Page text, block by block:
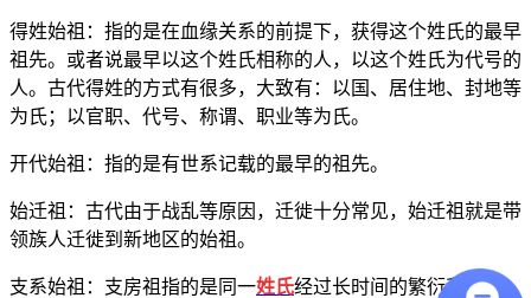
得姓始祖：指的是在血缘关系的前提下，获得这个姓氏的最早
祖先。或者说最早以这个姓氏相称的人，以这个姓氏为代号的
人。古代得姓的方式有很多，大致有：以国、居住地、封地等
为氏；以官职、代号、称谓、职业等为氏。
开代始祖：指的是有世系记载的最早的祖先。
始迁祖：古代由于战乱等原因，迁徙十分常见，始迁祖就是带
领族人迁徙到新地区的始祖。
支系始祖：支房祖指的是同一姓氏经过长时间的繁衍和发展，